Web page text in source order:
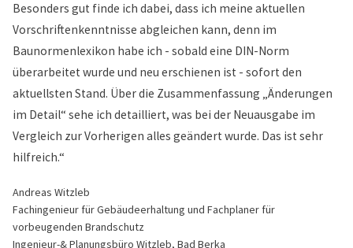
Besonders gut finde ich dabei, dass ich meine aktuellen
Vorschriftenkenntnisse abgleichen kann, denn im
Baunormenlexikon habe ich - sobald eine DIN-Norm
überarbeitet wurde und neu erschienen ist - sofort den
aktuellsten Stand. Über die Zusammenfassung „Änderungen
im Detail“ sehe ich detailliert, was bei der Neuausgabe im
Vergleich zur Vorherigen alles geändert wurde. Das ist sehr
hilfreich.“
Andreas Witzleb
Fachingenieur für Gebäudeerhaltung und Fachplaner für
vorbeugenden Brandschutz
Ingenieur-& Planungsbüro Witzleb, Bad Berka